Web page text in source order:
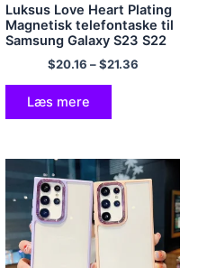
Luksus Love Heart Plating
Magnetisk telefontaske til
Samsung Galaxy S23 S22
S21 Ultra Plus Crossbody
Armbåndstaske Bumper
Blødt Cover
$20.16 –$21.36
Læs mere